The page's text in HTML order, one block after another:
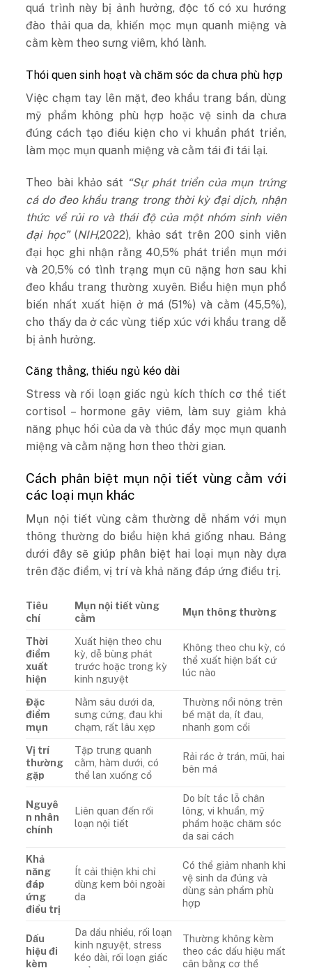
quá trình này bị ảnh hưởng, độc tố có xu hướng
đào thải qua da, khiến mọc mụn quanh miệng và
cằm kèm theo sưng viêm, khó lành.
Thói quen sinh hoạt và chăm sóc da chưa phù hợp
Việc chạm tay lên mặt, đeo khẩu trang bẩn, dùng
mỹ phẩm không phù hợp hoặc vệ sinh da chưa
đúng cách tạo điều kiện cho vi khuẩn phát triển,
làm mọc mụn quanh miệng và cằm tái đi tái lại.
Theo bài khảo sát “Sự phát triển của mụn trứng
cá do đeo khẩu trang trong thời kỳ đại dịch, nhận
thức về rủi ro và thái độ của một nhóm sinh viên
đại học”(NIH,2022), khảo sát trên 200 sinh viên
đại học ghi nhận rằng 40,5% phát triển mụn mới
và 20,5% có tình trạng mụn cũ nặng hơn sau khi
đeo khẩu trang thường xuyên. Biểu hiện mụn phổ
biến nhất xuất hiện ở má (51%) và cằm (45,5%),
cho thấy da ở các vùng tiếp xúc với khẩu trang dễ
bị ảnh hưởng.
Căng thẳng, thiếu ngủ kéo dài
Stress và rối loạn giấc ngủ kích thích cơ thể tiết
cortisol – hormone gây viêm, làm suy giảm khả
năng phục hồi của da và thúc đẩy mọc mụn quanh
miệng và cằm nặng hơn theo thời gian.
Cách phân biệt mụn nội tiết vùng cằm với
các loại mụn khác
Mụn nội tiết vùng cằm thường dễ nhầm với mụn
thông thường do biểu hiện khá giống nhau. Bảng
dưới đây sẽ giúp phân biệt hai loại mụn này dựa
trên đặc điểm, vị trí và khả năng đáp ứng điều trị.
Tiêu
chí
Mụn nội tiết vùng
cằm
Mụn thông thường
Thời
điểm
xuất
hiện
Xuất hiện theo chu
kỳ, dễ bùng phát
trước hoặc trong kỳ
kinh nguyệt
Không theo chu kỳ, có
thể xuất hiện bất cứ
lúc nào
Đặc
điểm
mụn
Nằm sâu dưới da,
sưng cứng, đau khi
chạm, rất lâu xẹp
Thường nổi nông trên
bề mặt da, ít đau,
nhanh gom cồi
Vị trí
thường
gặp
Tập trung quanh
cằm, hàm dưới, có
thể lan xuống cổ
Rải rác ở trán, mũi, hai
bên má
Nguyê
n nhân
chính
Liên quan đến rối
loạn nội tiết
Do bít tắc lỗ chân
lông, vi khuẩn, mỹ
phẩm hoặc chăm sóc
da sai cách
Khả
năng
đáp
ứng
điều trị
Ít cải thiện khi chỉ
dùng kem bôi ngoài
da
Có thể giảm nhanh khi
vệ sinh da đúng và
dùng sản phẩm phù
hợp
Dấu
hiệu đi
kèm
Da dầu nhiều, rối loạn
kinh nguyệt, stress
kéo dài, rối loạn giấc
Thường không kèm
theo các dấu hiệu mất
cân bằng cơ thể